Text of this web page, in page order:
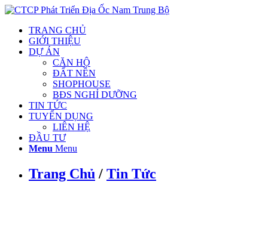
TRANG CHỦ
GIỚI THIỆU
DỰ ÁN
CĂN HỘ
ĐẤT NỀN
SHOPHOUSE
BĐS NGHỈ DƯỠNG
TIN TỨC
TUYỂN DỤNG
LIÊN HỆ
ĐẦU TƯ
Menu Menu
Trang Chủ / Tin Tức